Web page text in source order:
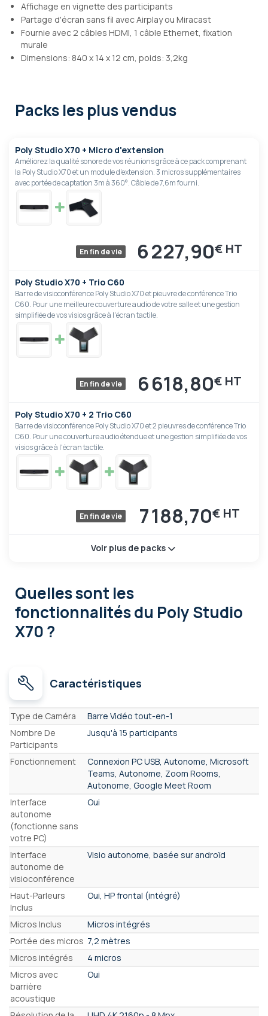
Affichage en vignette des participants
Partage d'écran sans fil avec Airplay ou Miracast
Fournie avec 2 câbles HDMI, 1 câble Ethernet, fixation
murale
Dimensions: 840 x 14 x 12 cm, poids: 3,2kg
Packs les plus vendus
Poly Studio X70 + Micro d'extension
Améliorez la qualité sonore de vos réunions grâce à ce pack comprenant
la Poly Studio X70 et un module d'extension. 3 micros supplémentaires
avec portée de captation 3m à 360°. Câble de 7,6m fourni.
En fin de vie 6 227,90€
Poly Studio X70 + Trio C60
Barre de visioconférence Poly Studio X70 et pieuvre de conférence Trio
C60. Pour une meilleure couverture audio de votre salle et une gestion
simplifiée de vos visios grâce à l'écran tactile.
En fin de vie 6 618,80€
Poly Studio X70 + 2 Trio C60
Barre de visioconférence Poly Studio X70 et 2 pieuvres de conférence Trio
C60. Pour une couverture audio étendue et une gestion simplifiée de vos
visios grâce à l'écran tactile.
En fin de vie 7 188,70€
Voir plus de packs
Quelles sont les
fonctionnalitésdu Poly Studio
X70 ?
Caractéristiques
Caractéristiques
Type de Caméra
Barre Vidéo tout-en-1
Nombre De
Participants
Jusqu'à 15 participants
Fonctionnement
Connexion PC USB, Autonome, Microsoft
Teams, Autonome, Zoom Rooms,
Autonome, Google Meet Room
Interface
autonome
(fonctionne sans
votre PC)
Oui
Interface
autonome de
visioconférence
Visio autonome, basée sur androïd
Haut-Parleurs
Inclus
Oui, HP frontal (intégré)
Micros Inclus
Micros intégrés
Portée des micros 7,2 mètres
Micros intégrés
4 micros
Micros avec
barrière
acoustique
Oui